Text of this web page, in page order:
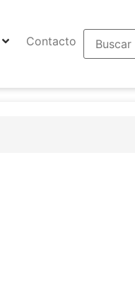
Contacto